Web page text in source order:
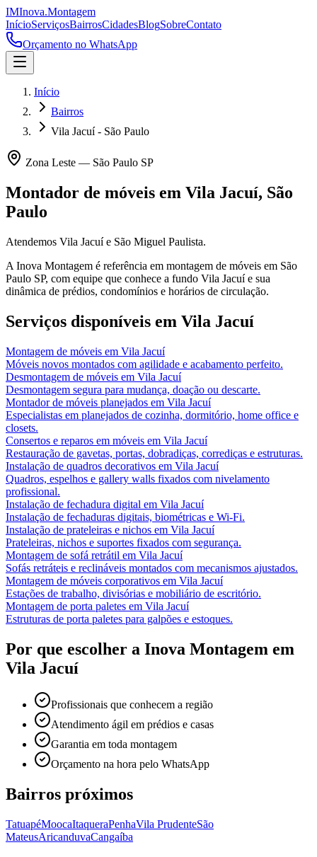
IMInova.Montagem
InícioServiçosBairrosCidadesBlogSobreContato
Orçamento no WhatsApp
Início
Bairros
Vila Jacuí - São Paulo
Zona Leste — São Paulo SP
Montador de móveis em Vila Jacuí, São
Paulo
Atendemos Vila Jacuí e São Miguel Paulista.
A Inova Montagem é referência em montagem de móveis em São
Paulo SP, com equipe que conhece a fundo Vila Jacuíe sua
dinâmica de prédios, condomínios e horários de circulação.
Serviços disponíveis em Vila Jacuí
Montagem de móveis em Vila Jacuí
Móveis novos montados com agilidade e acabamento perfeito.
Desmontagem de móveis em Vila Jacuí
Desmontagem segura para mudança, doação ou descarte.
Montador de móveis planejados em Vila Jacuí
Especialistas em planejados de cozinha, dormitório, home office e
closets.
Consertos e reparos em móveis em Vila Jacuí
Restauração de gavetas, portas, dobradiças, corrediças e estruturas.
Instalação de quadros decorativos em Vila Jacuí
Quadros, espelhos e gallery walls fixados com nivelamento
profissional.
Instalação de fechadura digital em Vila Jacuí
Instalação de fechaduras digitais, biométricas e Wi-Fi.
Instalação de prateleiras e nichos em Vila Jacuí
Prateleiras, nichos e suportes fixados com segurança.
Montagem de sofá retrátil em Vila Jacuí
Sofás retráteis e reclináveis montados com mecanismos ajustados.
Montagem de móveis corporativos em Vila Jacuí
Estações de trabalho, divisórias e mobiliário de escritório.
Montagem de porta paletes em Vila Jacuí
Estruturas de porta paletes para galpões e estoques.
Por que escolher a Inova Montagem em
Vila Jacuí
Profissionais que conhecem a região
Atendimento ágil em prédios e casas
Garantia em toda montagem
Orçamento na hora pelo WhatsApp
Bairros próximos
TatuapéMoocaItaqueraPenhaVila PrudenteSão
MateusAricanduvaCangaíba